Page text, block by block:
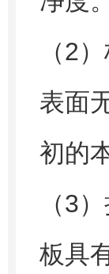
（2
表面
初的
（3
板具